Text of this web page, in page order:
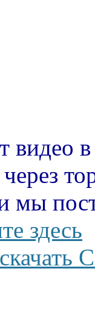
видео
через
мы
здесь